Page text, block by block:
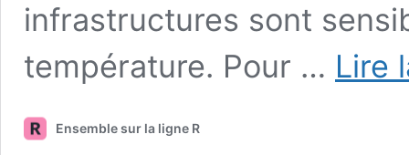
infrastructures sont
température. Pour … Lire
Ensemble sur la ligne R